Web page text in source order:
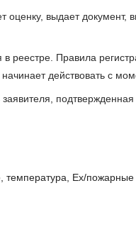
выдает документ,
реестре. Правила
действовать с
Ex/пожарные